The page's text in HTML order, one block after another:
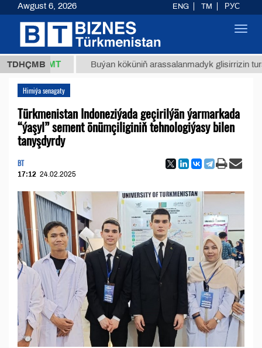
TDHÇMB
ТМТ Buýan köküniň arassalanmadyk glisirrizin turşusy
Himiýa senagaty
Türkmenistan Indoneziýada geçirilýän ýarmarkada
“ýaşyl” sement önümçiliginiň tehnologiýasy bilen
tanyşdyrdy
BT
17:12 24.02.2025
Awgust 6, 2026 ENG TM РУС